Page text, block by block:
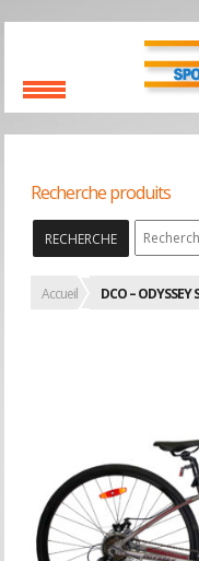
Recherche produits
RECHERCHE
Accueil DCO –